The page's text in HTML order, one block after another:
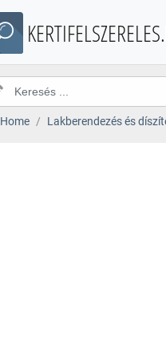
Home Lakberendezés és